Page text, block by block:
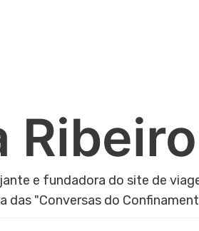
Ribeiro
e fundadora do site de
das "Conversas do